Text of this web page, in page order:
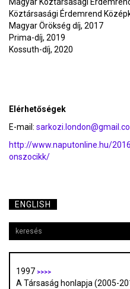
Magyar Köztársasági
Köztársasági Érdemrend
Magyar Örökség díj, 2017
Prima-díj, 2019
Kossuth-díj, 2020
Elérhetőségek
E-mail:
http://www.naputonline.hu/
onszocikk/
ENGLISH
1997 >>>>
A Társaság honlapja (2005-